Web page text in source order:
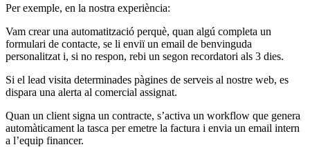
Per exemple, en la nostra experiència:
Vam crear una automatització perquè, quan algú completa un
formulari de contacte, se li enviï un email de benvinguda
personalitzat i, si no respon, rebi un segon recordatori als 3 dies.
Si el lead visita determinades pàgines de serveis al nostre web, es
dispara una alerta al comercial assignat.
Quan un client signa un contracte, s’activa un workflow que genera
automàticament la tasca per emetre la factura i envia un email intern
a l’equip financer.